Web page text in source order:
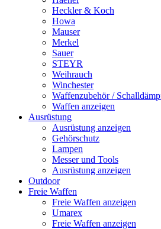
Heckler & Koch
Howa
Mauser
Merkel
Sauer
STEYR
Weihrauch
Winchester
Waffenzubehör /
Waffen anzeigen
Ausrüstung
Ausrüstung anzeigen
Gehörschutz
Lampen
Messer und Tools
Ausrüstung anzeigen
Outdoor
Freie Waffen
Freie Waffen anzeigen
Umarex
Freie Waffen anzeigen